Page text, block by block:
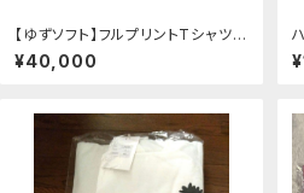
【ゆずソフト】フルプリントTシャツ 4
枚セット【未開封】
¥40,000